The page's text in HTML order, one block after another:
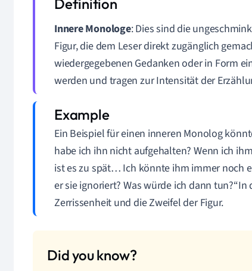
Innere Monologe: Dies sind die
Figur, die dem Leser direkt zugänglich
wiedergegebenen Gedanken oder in Form
werden und tragen zur Intensität der
Ein Beispiel für einen inneren Monolog
habe ich ihn nicht aufgehalten? Wenn ich
ist es zu spät… Ich könnte ihm immer noch
er sie ignoriert? Was würde ich dann
Zerrissenheit und die Zweifel der Figur.